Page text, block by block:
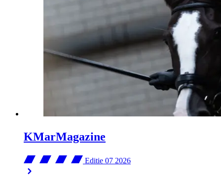
KMarMagazine
Editie 07 2026